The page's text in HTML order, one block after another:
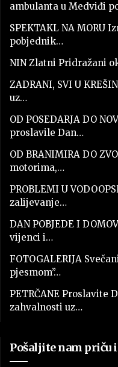
ambulanta u Medviđi
SPEKTAKL NA MORU
pobjednik…
NIN Zlatni Pridražani
ZADRANI, SVI U
uz…
OD POSEDARJA DO
proslavile Dan…
OD BRANIMIRA DO
motorima,…
PROBLEMI U
zalijevanje…
DAN POBJEDE I
vijenci i…
FOTOGALERIJA
pjesmom”…
PETRČANE Proslavite
zahvalnosti uz…
Pošaljite nam